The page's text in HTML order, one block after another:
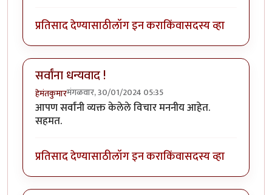
प्रतिसाद देण्यासाठीलॉग इन कराकिंवासदस्य व्हा
सर्वांना धन्यवाद !
हेमंतकुमारमंगळवार, 30/01/2024 05:35
आपण सर्वांनी व्यक्त केलेले विचार मननीय आहेत.
सहमत.
प्रतिसाद देण्यासाठीलॉग इन कराकिंवासदस्य व्हा